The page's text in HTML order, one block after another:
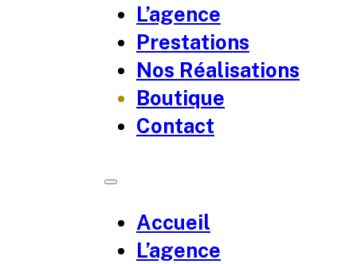
L’agence
Prestations
Nos Réalisations
Boutique
Contact
Accueil
L’agence